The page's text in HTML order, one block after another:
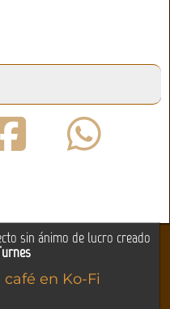
sin ánimo de lucro creado
en Ko-Fi